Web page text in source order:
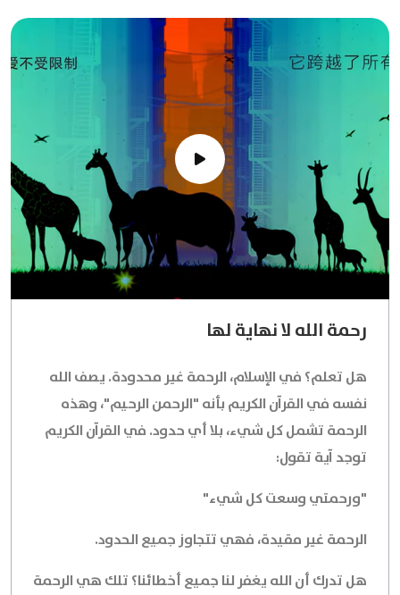
رحمة الله لا نهاية لها
هل تعلم؟ في الإسلام، الرحمة غير محدودة. يصف الله
نفسه في القرآن الكريم بأنه "الرحمن الرحيم"، وهذه
الرحمة تشمل كل شيء، بلا أي حدود. في القرآن الكريم
توجد آية تقول:
"ورحمتي وسعت كل شيء"
الرحمة غير مقيدة، فهي تتجاوز جميع الحدود.
هل تدرك أن الله يغفر لنا جميع أخطائنا؟ تلك هي الرحمة